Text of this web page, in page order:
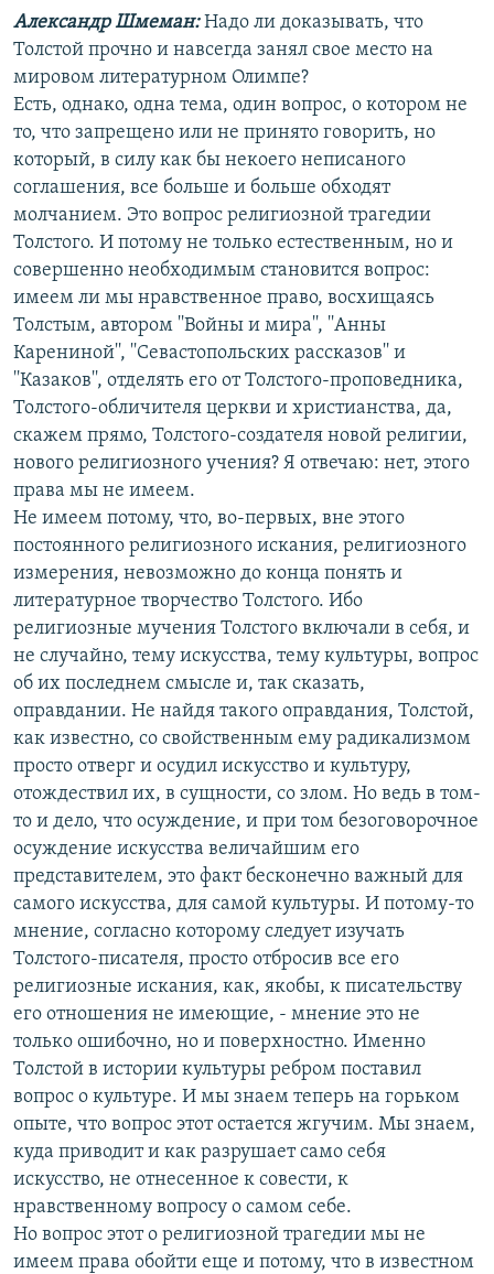
Все сайты РСЕ/РС
Александр Шмеман:Надо ли доказывать, что
Толстой прочно и навсегда занял свое место на
мировом литературном Олимпе?
Есть, однако, одна тема, один вопрос, о котором не
то, что запрещено или не принято говорить, но
который, в силу как бы некоего неписаного
соглашения, все больше и больше обходят
молчанием. Это вопрос религиозной трагедии
Толстого. И потому не только естественным, но и
совершенно необходимым становится вопрос:
имеем ли мы нравственное право, восхищаясь
Толстым, автором ''Войны и мира'', ''Анны
Карениной'', ''Севастопольских рассказов'' и
''Казаков'', отделять его от Толстого-проповедника,
Толстого-обличителя церкви и христианства, да,
скажем прямо, Толстого-создателя новой религии,
нового религиозного учения? Я отвечаю: нет, этого
права мы не имеем.
Не имеем потому, что, во-первых, вне этого
постоянного религиозного искания, религиозного
измерения, невозможно до конца понять и
литературное творчество Толстого. Ибо
религиозные мучения Толстого включали в себя, и
не случайно, тему искусства, тему культуры, вопрос
об их последнем смысле и, так сказать,
оправдании. Не найдя такого оправдания, Толстой,
как известно, со свойственным ему радикализмом
просто отверг и осудил искусство и культуру,
отождествил их, в сущности, со злом. Но ведь в том-
то и дело, что осуждение, и при том безоговорочное
осуждение искусства величайшим его
представителем, это факт бесконечно важный для
самого искусства, для самой культуры. И потому-то
мнение, согласно которому следует изучать
Толстого-писателя, просто отбросив все его
религиозные искания, как, якобы, к писательству
его отношения не имеющие, - мнение это не
только ошибочно, но и поверхностно. Именно
Толстой в истории культуры ребром поставил
вопрос о культуре. И мы знаем теперь на горьком
опыте, что вопрос этот остается жгучим. Мы знаем,
куда приводит и как разрушает само себя
искусство, не отнесенное к совести, к
нравственному вопросу о самом себе.
Но вопрос этот о религиозной трагедии мы не
имеем права обойти еще и потому, что в известном